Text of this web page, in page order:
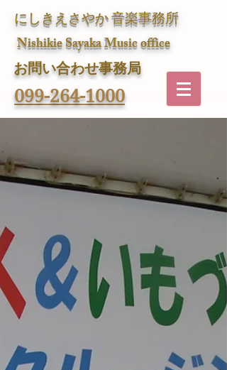
にしきえさやか 音楽事務所
Nishikie Sayaka Music office
​お問い合わせ事務局
099-264-1000